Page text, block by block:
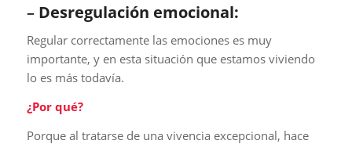
– Desregulación emocional:
Regular correctamente las emociones es muy
importante, y en esta situación que estamos viviendo
lo es más todavía.
¿Por qué?
Porque al tratarse de una vivencia excepcional, hace